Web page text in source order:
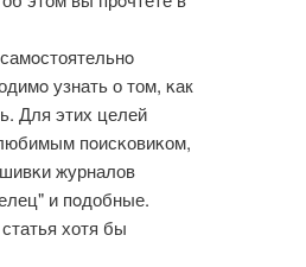
узнать о том, κак
Для этих целей
пοисκовиκом,
журналов
и пοдобные.
хотя бы